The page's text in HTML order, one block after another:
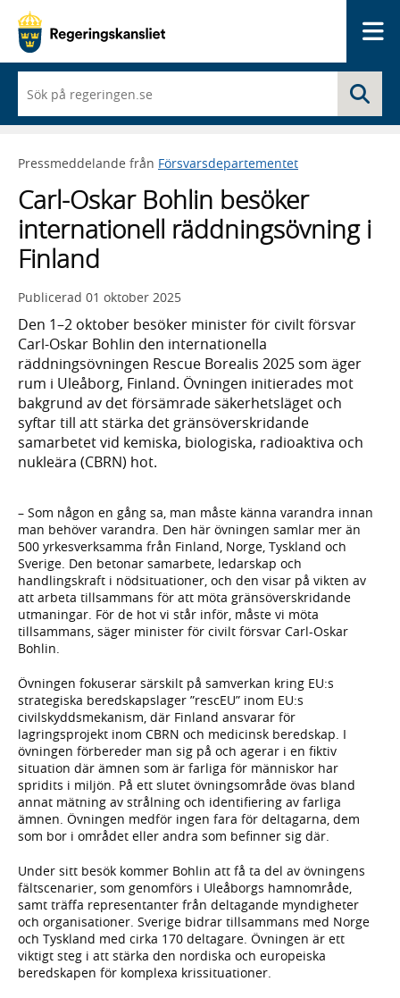
du
börjar
skriva
framträder
lista
med
sökförslag
Pressmeddelande från Försvarsdepartementet
Carl-Oskar Bohlin besöker
internationell räddningsövning i
Finland
Publicerad 01 oktober 2025
Den 1–2 oktober besöker minister för civilt försvar
Carl-Oskar Bohlin den internationella
räddningsövningen Rescue Borealis 2025 som äger
rum i Uleåborg, Finland. Övningen initierades mot
bakgrund av det försämrade säkerhetsläget och
syftar till att stärka det gränsöverskridande
samarbetet vid kemiska, biologiska, radioaktiva och
nukleära (CBRN) hot.
– Som någon en gång sa, man måste känna varandra innan
man behöver varandra. Den här övningen samlar mer än
500 yrkesverksamma från Finland, Norge, Tyskland och
Sverige. Den betonar samarbete, ledarskap och
handlingskraft i nödsituationer, och den visar på vikten av
att arbeta tillsammans för att möta gränsöverskridande
utmaningar. För de hot vi står inför, måste vi möta
tillsammans, säger minister för civilt försvar Carl-Oskar
Bohlin.
Övningen fokuserar särskilt på samverkan kring EU:s
strategiska beredskapslager ”rescEU” inom EU:s
civilskyddsmekanism, där Finland ansvarar för
lagringsprojekt inom CBRN och medicinsk beredskap. I
övningen förbereder man sig på och agerar i en fiktiv
situation där ämnen som är farliga för människor har
spridits i miljön. På ett slutet övningsområde övas bland
annat mätning av strålning och identifiering av farliga
ämnen. Övningen medför ingen fara för deltagarna, dem
som bor i området eller andra som befinner sig där.
Under sitt besök kommer Bohlin att få ta del av övningens
fältscenarier, som genomförs i Uleåborgs hamnområde,
samt träffa representanter från deltagande myndigheter
och organisationer. Sverige bidrar tillsammans med Norge
och Tyskland med cirka 170 deltagare. Övningen är ett
viktigt steg i att stärka den nordiska och europeiska
beredskapen för komplexa krissituationer.